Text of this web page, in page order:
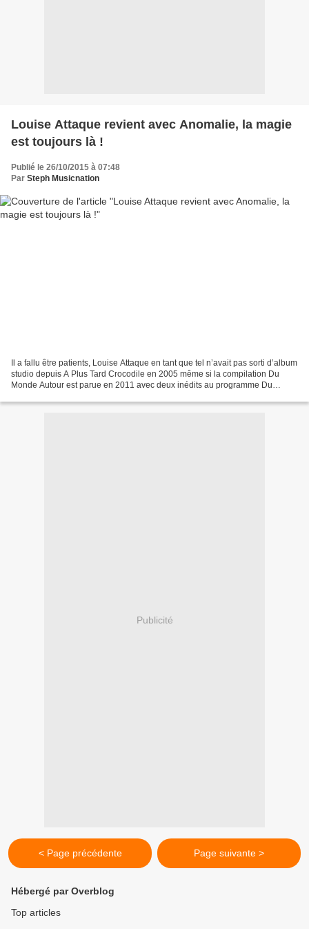
Louise Attaque revient avec Anomalie, la magie
est toujours là !
Publié le 26/10/2015 à 07:48
Par Steph Musicnation
Il a fallu être patients, Louise Attaque en tant que tel n’avait pas sorti d’album
studio depuis A Plus Tard Crocodile en 2005 même si la compilation Du
Monde Autour est parue en 2011 avec deux inédits au programme Du
Publicité
< Page précédente Page suivante >
Hébergé par Overblog
Top articles